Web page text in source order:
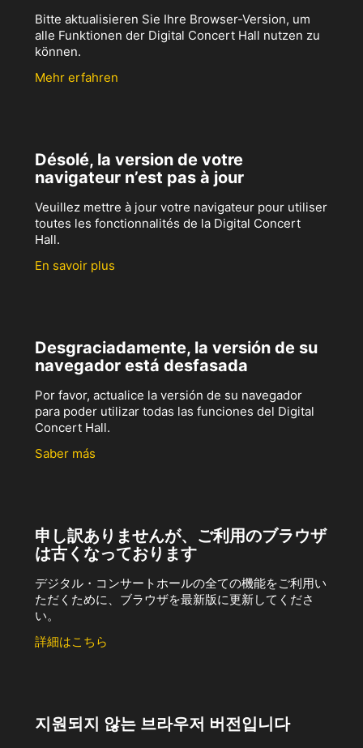
Bitte aktualisieren Sie Ihre Browser-Version, um
alle Funktionen der Digital Concert Hall nutzen zu
können.
Mehr erfahren
Désolé, la version de votre
navigateur n’est pas à jour
Veuillez mettre à jour votre navigateur pour utiliser
toutes les fonctionnalités de la Digital Concert
Hall.
En savoir plus
Desgraciadamente, la versión de su
navegador está desfasada
Por favor, actualice la versión de su navegador
para poder utilizar todas las funciones del Digital
Concert Hall.
Saber más
申し訳ありませんが、ご利用のブラウザ
は古くなっております
デジタル・コンサートホールの全ての機能をご利用い
ただくために、ブラウザを最新版に更新してくださ
い。
詳細はこちら
지원되지 않는 브라우저 버전입니다